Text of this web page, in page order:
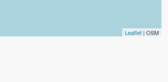
Leaflet| OSM